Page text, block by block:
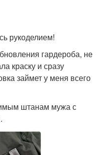
рукоделием!
гардероба, не
краску и сразу
займет у меня всего
штанам мужа с